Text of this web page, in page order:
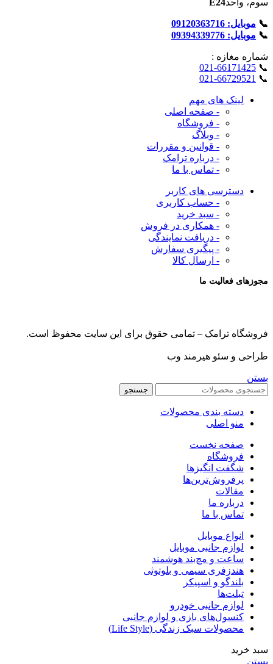
سوم، واحدE24
📞 موبایل: 09120363716
📞 موبایل: 09394339776
شماره‌ مغازه :
📞
021-66171425
📞
021-66729521
لینک های مهم
- صفحه اصلی
- فروشگاه
- وبلاگ
- قوانین و مقررات
- درباره ترامک
- تماس با ما
دسترسی های کاربر
- حساب کاربری
- سبد خرید
- همکاری در فروش
- دریافت نمایندگی
- پیگیری سفارش
- ارسال کالا
مجوزهای فعالیت ما
فروشگاه ترامک – تمامی حقوق برای این سایت محفوظ است.
طراحی و سئو هیرمند وب
بستن
جستجو
دسته بندی محصولات
منو اصلی
صفحه نخست
فروشگاه
شگفت انگیزها
پرفروش‌ترین‌ها
مقالات
درباره ما
تماس با ما
انواع موبایل
لوازم جانبی موبایل
ساعت و مچ‌بند هوشمند
هندزفری سیمی و بلوتوثی
بلندگو و اسپیکر
تبلت‌ها
لوازم جانبی خودرو
کنسول‌های بازی و لوازم جانبی
محصولات سبک زندگی (Life Style)
سبد خرید
بستن